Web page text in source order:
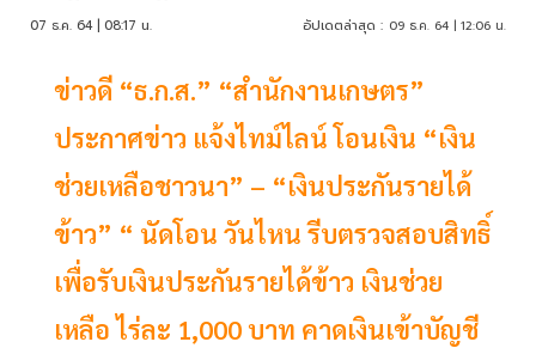
07 ธ.ค. 64 | 08:17 น. อัปเดตล่าสุด : 09 ธ.ค. 64 | 12:06 น.
ข่าวดี “ธ.ก.ส.” “สำนักงานเกษตร”
ประกาศข่าว แจ้งไทม์ไลน์ โอนเงิน “เงิน
ช่วยเหลือชาวนา” – “เงินประกันรายได้
ข้าว” “ นัดโอน วันไหน รีบตรวจสอบสิทธิ์
เพื่อรับเงินประกันรายได้ข้าว เงินช่วย
เหลือ ไร่ละ 1,000 บาท คาดเงินเข้าบัญชี